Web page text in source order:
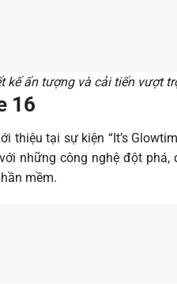
kế ấn tượng và cải tiến vượt
16
thiệu tại sự kiện “It’s
những công nghệ đột
mềm.